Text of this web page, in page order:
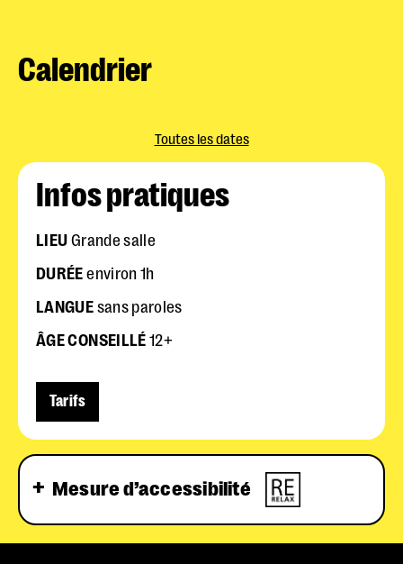
Police dyslexie :
Contrastes :par défaut
Calendrier
Toutes les dates
Infos pratiques
LIEU Grande salle
DURÉE environ 1h
LANGUE sans paroles
ÂGE CONSEILLÉ12+
Tarifs
Mesure d’accessibilité